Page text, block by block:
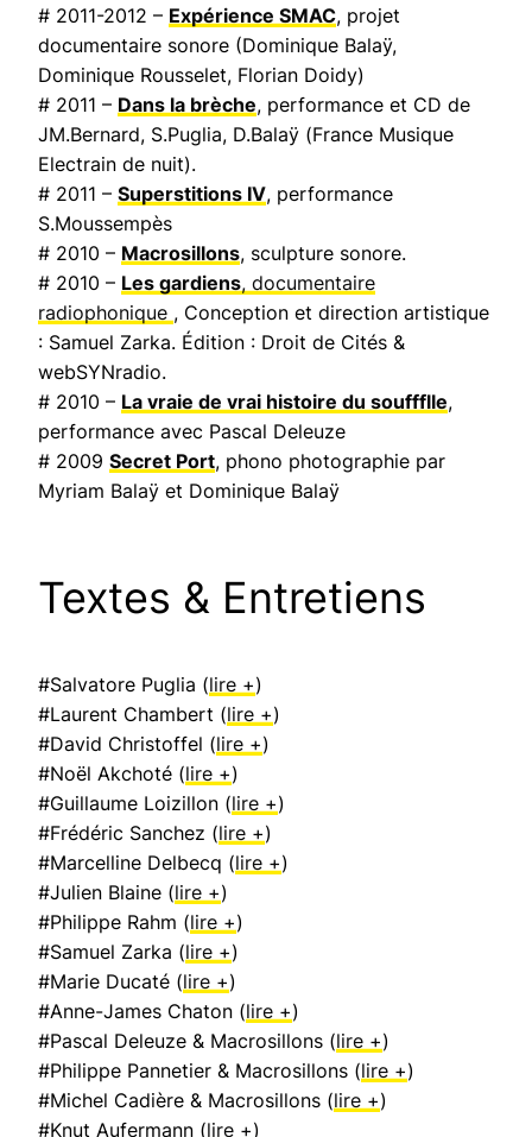
# 2011-2012 – Expérience SMAC, projet
documentaire sonore (Dominique Balaÿ,
Dominique Rousselet, Florian Doidy)
# 2011 – Dans la brèche, performance et CD de
JM.Bernard, S.Puglia, D.Balaÿ (France Musique
Electrain de nuit).
# 2011 – Superstitions IV, performance
S.Moussempès
# 2010 – Macrosillons, sculpture sonore.
# 2010 – Les gardiens, documentaire
radiophonique , Conception et direction artistique
: Samuel Zarka. Édition : Droit de Cités &
webSYNradio.
# 2010 – La vraie de vrai histoire du souffflle,
performance avec Pascal Deleuze
# 2009 Secret Port, phono photographie par
Myriam Balaÿ et Dominique Balaÿ
Textes & Entretiens
#Salvatore Puglia (lire +)
#Laurent Chambert (lire +)
#David Christoffel (lire +)
#Noël Akchoté (lire +)
#Guillaume Loizillon (lire +)
#Frédéric Sanchez (lire +)
#Marcelline Delbecq (lire +)
#Julien Blaine (lire +)
#Philippe Rahm (lire +)
#Samuel Zarka (lire +)
#Marie Ducaté (lire +)
#Anne-James Chaton (lire +)
#Pascal Deleuze & Macrosillons (lire +)
#Philippe Pannetier & Macrosillons (lire +)
#Michel Cadière & Macrosillons (lire +)
#Knut Aufermann (lire +)